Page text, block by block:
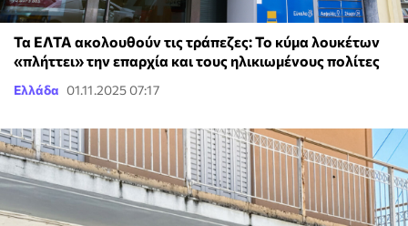
Τα ΕΛΤΑ ακολουθούν τις τράπεζες: Το κύμα λουκέτων
«πλήττει» την επαρχία και τους ηλικιωμένους πολίτες
Ελλάδα 01.11.2025 07:17